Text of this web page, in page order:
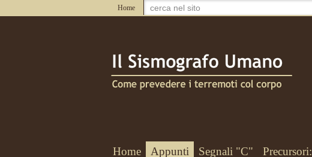
Home
Home Appunti Segnali "C" Precursori: